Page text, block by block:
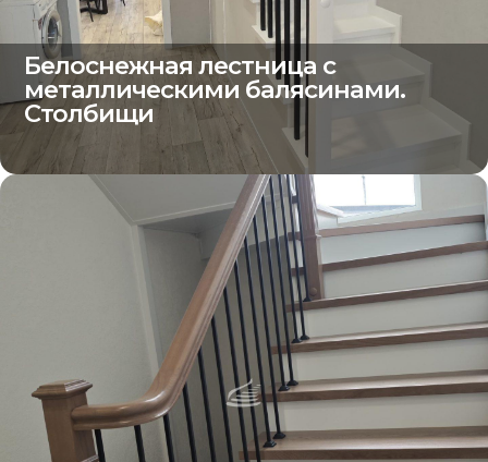
Белоснежная лестница с
металлическими балясинами.
Столбищи